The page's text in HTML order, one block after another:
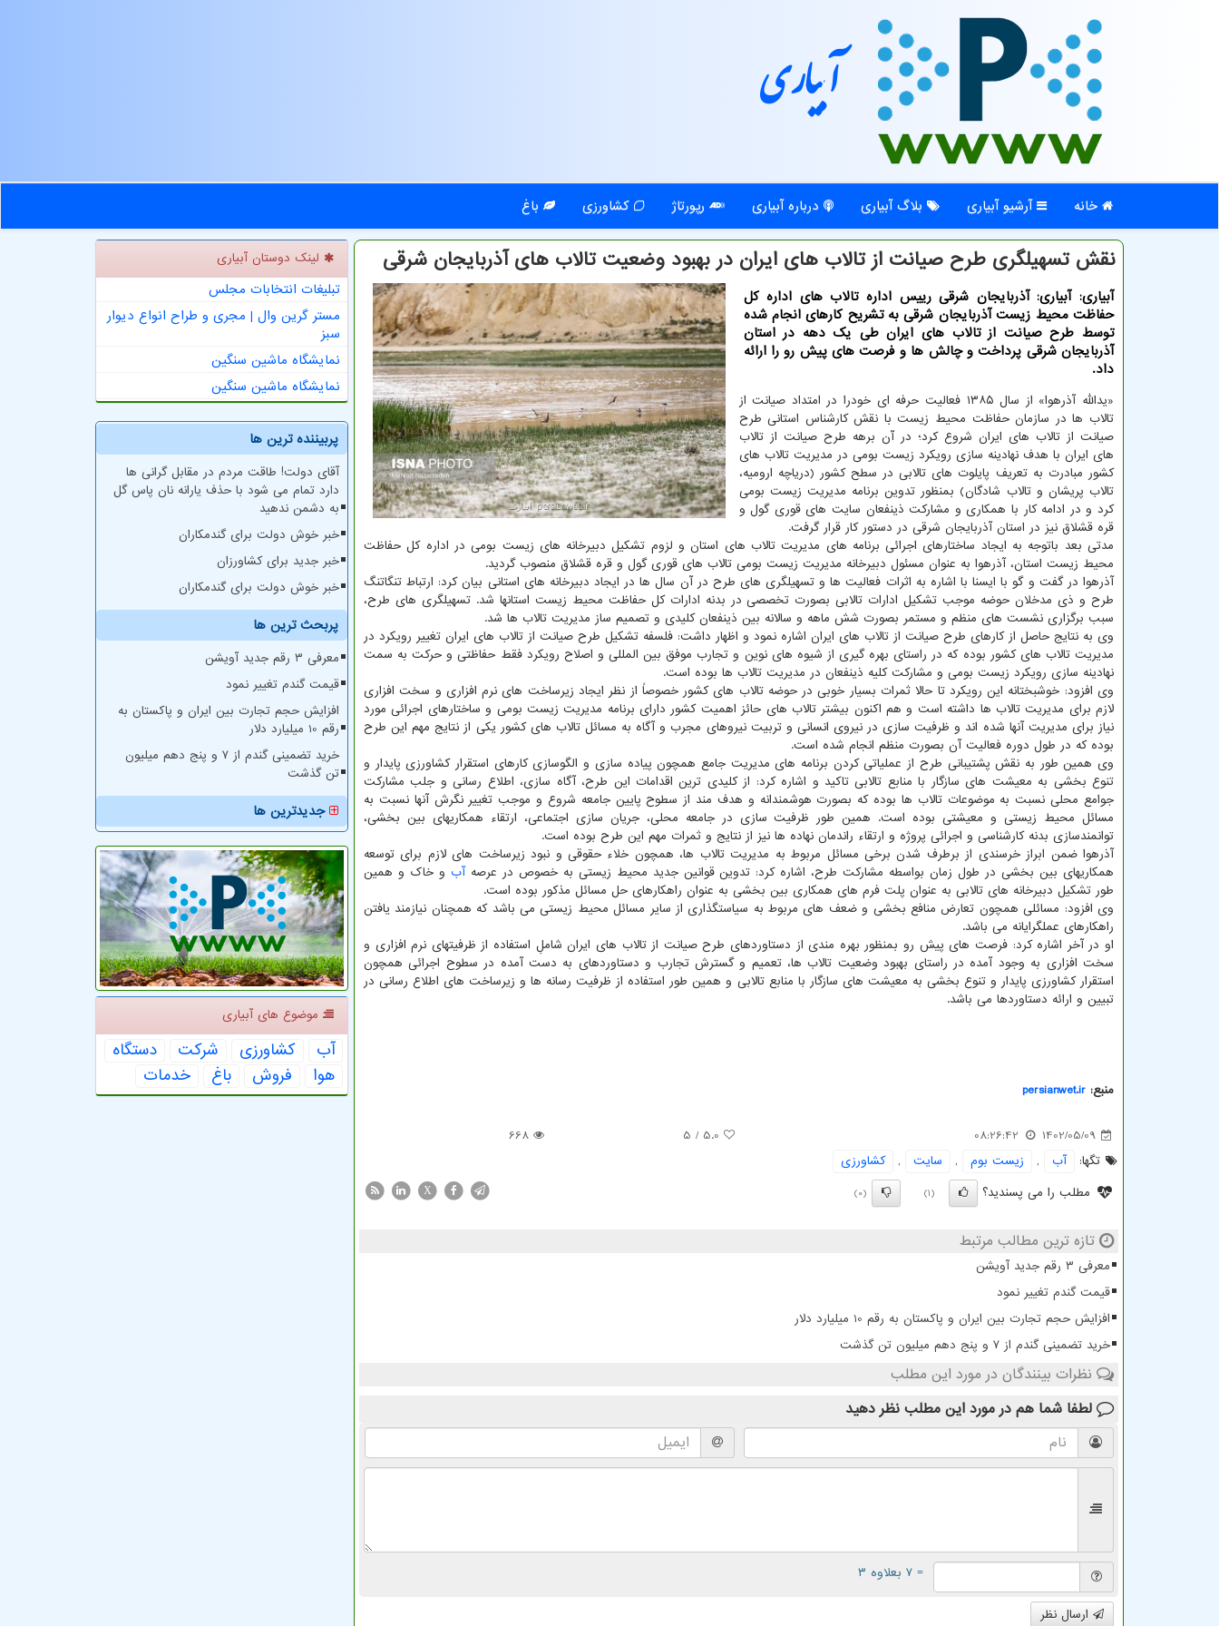
آبیاری
خانه آرشیو آبیاری بلاگ آبیاری درباره آبیاری رپورتاژ کشاورزی باغ
نقش تسهیلگری طرح صیانت از تالاب های ایران در بهبود وضعیت تالاب های آذربایجان شرقی
آبیاری: آبیاری: آذربایجان شرقی رییس اداره تالاب های اداره کل
حفاظت محیط زیست آذربایجان شرقی به تشریح کارهای انجام شده
توسط طرح صیانت از تالاب های ایران طی یک دهه در استان
آذربایجان شرقی پرداخت و چالش ها و فرصت های پیش رو را ارائه
داد.
«یدالله آذرهوا» از سال ۱۳۸۵ فعالیت حرفه ای خودرا در امتداد صیانت از
تالاب ها در سازمان حفاظت محیط زیست با نقش کارشناس استانی طرح
صیانت از تالاب های ایران شروع کرد؛ در آن برهه طرح صیانت از تالاب
های ایران با هدف نهادینه سازی رویکرد زیست بومی در مدیریت تالاب های
کشور مبادرت به تعریف پایلوت های تالابی در سطح کشور (دریاچه ارومیه،
تالاب پریشان و تالاب شادگان) بمنظور تدوین برنامه مدیریت زیست بومی
کرد و در ادامه کار با همکاری و مشارکت ذینفعان سایت های قوری گول و
قره قشلاق نیز در استان آذربایجان شرقی در دستور کار قرار گرفت.
مدتی بعد باتوجه به ایجاد ساختارهای اجرائی برنامه های مدیریت تالاب های استان و لزوم تشکیل دبیرخانه های زیست بومی در اداره کل حفاظت
محیط زیست استان، آذرهوا به عنوان مسئول دبیرخانه مدیریت زیست بومی تالاب های قوری گول و قره قشلاق منصوب گردید.
آذرهوا در گفت و گو با ایسنا با اشاره به اثرات فعالیت ها و تسهیلگری های طرح در آن سال ها در ایجاد دبیرخانه های استانی بیان کرد: ارتباط تنگاتنگ
طرح و ذی مدخلان حوضه موجب تشکیل ادارات تالابی بصورت تخصصی در بدنه ادارات کل حفاظت محیط زیست استانها شد. تسهیلگری های طرح،
سبب برگزاری نشست های منظم و مستمر بصورت شش ماهه و سالانه بین ذینفعان کلیدی و تصمیم ساز مدیریت تالاب ها شد.
وی به نتایج حاصل از کارهای طرح صیانت از تالاب های ایران اشاره نمود و اظهار داشت: فلسفه تشکیل طرح صیانت از تالاب های ایران تغییر رویکرد در
مدیریت تالاب های کشور بوده که در راستای بهره گیری از شیوه های نوین و تجارب موفق بین المللی و اصلاح رویکرد فقط حفاظتی و حرکت به سمت
نهادینه سازی رویکرد زیست بومی و مشارکت کلیه ذینفعان در مدیریت تالاب ها بوده است.
وی افزود: خوشبختانه این رویکرد تا حالا ثمرات بسیار خوبی در حوضه تالاب های کشور خصوصاً از نظر ایجاد زیرساخت های نرم افزاری و سخت افزاری
لازم برای مدیریت تالاب ها داشته است و هم اکنون بیشتر تالاب های حائز اهمیت کشور دارای برنامه مدیریت زیست بومی و ساختارهای اجرائی مورد
نیاز برای مدیریت آنها شده اند و ظرفیت سازی در نیروی انسانی و تربیت نیروهای مجرب و آگاه به مسائل تالاب های کشور یکی از نتایج مهم این طرح
بوده که در طول دوره فعالیت آن بصورت منظم انجام شده است.
وی همین طور به نقش پشتیبانی طرح از عملیاتی کردن برنامه های مدیریت جامع همچون پیاده سازی و الگوسازی کارهای استقرار کشاورزی پایدار و
تنوع بخشی به معیشت های سازگار با منابع تالابی تاکید و اشاره کرد: از کلیدی ترین اقدامات این طرح، آگاه سازی، اطلاع رسانی و جلب مشارکت
جوامع محلی نسبت به موضوعات تالاب ها بوده که بصورت هوشمندانه و هدف مند از سطوح پایین جامعه شروع و موجب تغییر نگرش آنها نسبت به
مسائل محیط زیستی و معیشتی بوده است. همین طور ظرفیت سازی در جامعه محلی، جریان سازی اجتماعی، ارتقاء همکاریهای بین بخشی،
توانمندسازی بدنه کارشناسی و اجرائی پروژه و ارتقاء راندمان نهاده ها نیز از نتایج و ثمرات مهم این طرح بوده است.
آذرهوا ضمن ابراز خرسندی از برطرف شدن برخی مسائل مربوط به مدیریت تالاب ها، همچون خلاء حقوقی و نبود زیرساخت های لازم برای توسعه
همکاریهای بین بخشی در طول زمان بواسطه مشارکت طرح، اشاره کرد: تدوین قوانین جدید محیط زیستی به خصوص در عرصهآب و خاک و همین
طور تشکیل دبیرخانه های تالابی به عنوان پلت فرم های همکاری بین بخشی به عنوان راهکارهای حل مسائل مذکور بوده است.
وی افزود: مسائلی همچون تعارض منافع بخشی و ضعف های مربوط به سیاستگذاری از سایر مسائل محیط زیستی می باشد که همچنان نیازمند یافتن
راهکارهای عملگرایانه می باشد.
او در آخر اشاره کرد: فرصت های پیش رو بمنظور بهره مندی از دستاوردهای طرح صیانت از تالاب های ایران شاملِ استفاده از ظرفیتهای نرم افزاری و
سخت افزاری به وجود آمده در راستای بهبود وضعیت تالاب ها، تعمیم و گسترش تجارب و دستاوردهای به دست آمده در سطوح اجرائی همچون
استقرار کشاورزی پایدار و تنوع بخشی به معیشت های سازگار با منابع تالابی و همین طور استفاده از ظرفیت رسانه ها و زیرساخت های اطلاع رسانی در
تبیین و ارائه دستاوردها می باشد.
منبع: persianwet.ir
1402/05/09
08:26:42
5.0
/ 5
668
تگها:
آب , زیست بوم , سایت ,
كشاورزی
مطلب را می پسندید؟
(1)
(0)
X
تازه ترین مطالب مرتبط
معرفی ۳ رقم جدید آویشن
قیمت گندم تغییر نمود
افزایش حجم تجارت بین ایران و پاکستان به رقم 10 میلیارد دلار
خرید تضمینی گندم از ۷ و پنج دهم میلیون تن گذشت
نظرات بینندگان در مورد این مطلب
لطفا شما هم در مورد این مطلب نظر دهید
= ۷ بعلاوه ۳
ارسال نظر
لینک دوستان آبیاری
تبلیغات انتخابات مجلس
مستر گرین وال | مجری و طراح انواع دیوار
سبز
نمایشگاه ماشین سنگین
نمایشگاه ماشین سنگین
پربیننده ترین ها
آقای دولت! طاقت مردم در مقابل گرانی ها
دارد تمام می شود با حذف یارانه نان پاس گل
به دشمن ندهید
خبر خوش دولت برای گندمکاران
خبر جدید برای کشاورزان
خبر خوش دولت برای گندمکاران
پربحث ترین ها
معرفی ۳ رقم جدید آویشن
قیمت گندم تغییر نمود
افزایش حجم تجارت بین ایران و پاکستان به
رقم 10 میلیارد دلار
خرید تضمینی گندم از ۷ و پنج دهم میلیون
تن گذشت
جدیدترین ها
موضوع های آبیاری
آب كشاورزی شركت
دستگاه
هوا
فروش باغ خدمات